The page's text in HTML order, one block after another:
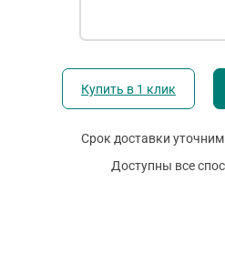
Купить в 1 клик
Срок доставки
Доступны все